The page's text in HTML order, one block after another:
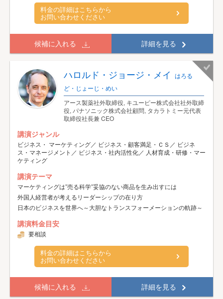
料金の詳細はこちらから
お問い合わせください
候補に入れる 詳細を見る
ハロルド・ジョージ・メイ はろる
ど・じょーじ・めい
アース製薬社外取締役, キユーピー株式会社社外取締
役, パナソニック株式会社顧問, タカラトミー元代表
取締役社長兼 CEO
講演ジャンル
ビジネス・ マーケティング／ ビジネス・顧客満足・ＣＳ／ ビジネ
ス・マネージメント／ ビジネス・社内活性化／ 人材育成・研修・マー
ケティング
講演テーマ
マーケティングは”売る科学”妥協のない商品を生み出すには
外国人経営者が考えるリーダーシップの在り方
日本のビジネスを世界へ～大胆なトランスフォーメーションの軌跡～
講演料金目安
要相談
料金の詳細はこちらから
お問い合わせください
候補に入れる 詳細を見る